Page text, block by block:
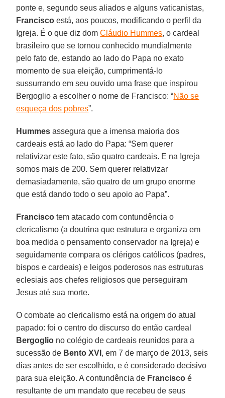
ponte e, segundo seus aliados e alguns vaticanistas,
Francisco está, aos poucos, modificando o perfil da
Igreja. É o que diz domCláudio Hummes, o cardeal
brasileiro que se tornou conhecido mundialmente
pelo fato de, estando ao lado do Papa no exato
momento de sua eleição, cumprimentá-lo
sussurrando em seu ouvido uma frase que inspirou
Bergoglio a escolher o nome de Francisco: “Não se
esqueça dos pobres”.
Hummes assegura que a imensa maioria dos
cardeais está ao lado do Papa: “Sem querer
relativizar este fato, são quatro cardeais. E na Igreja
somos mais de 200. Sem querer relativizar
demasiadamente, são quatro de um grupo enorme
que está dando todo o seu apoio ao Papa”.
Francisco tem atacado com contundência o
clericalismo (a doutrina que estrutura e organiza em
boa medida o pensamento conservador na Igreja) e
seguidamente compara os clérigos católicos (padres,
bispos e cardeais) e leigos poderosos nas estruturas
eclesiais aos chefes religiosos que perseguiram
Jesus até sua morte.
O combate ao clericalismo está na origem do atual
papado: foi o centro do discurso do então cardeal
Bergoglio no colégio de cardeais reunidos para a
sucessão de Bento XVI , em 7 de março de 2013, seis
dias antes de ser escolhido, e é considerado decisivo
para sua eleição. A contundência de Francisco é
resultante de um mandato que recebeu de seus